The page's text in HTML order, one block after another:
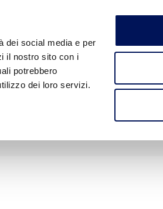
dei social media e per
il nostro sito con i
potrebbero
dei loro servizi.
REFERENZE